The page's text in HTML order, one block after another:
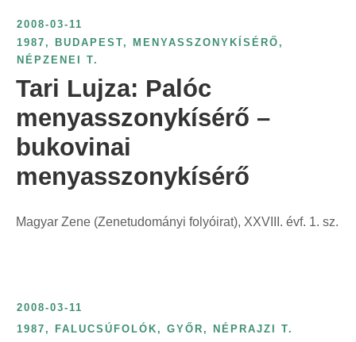
2008-03-11
1987 , BUDAPEST, MENYASSZONYKÍSÉRŐ ,
NÉPZENEI T.
Tari Lujza: Palóc
menyasszonykísérő –
bukovinai
menyasszonykísérő
Magyar Zene (Zenetudományi folyóirat), XXVIII. évf. 1. sz.
2008-03-11
1987 , FALUCSÚFOLÓK , GYŐR , NÉPRAJZI T.